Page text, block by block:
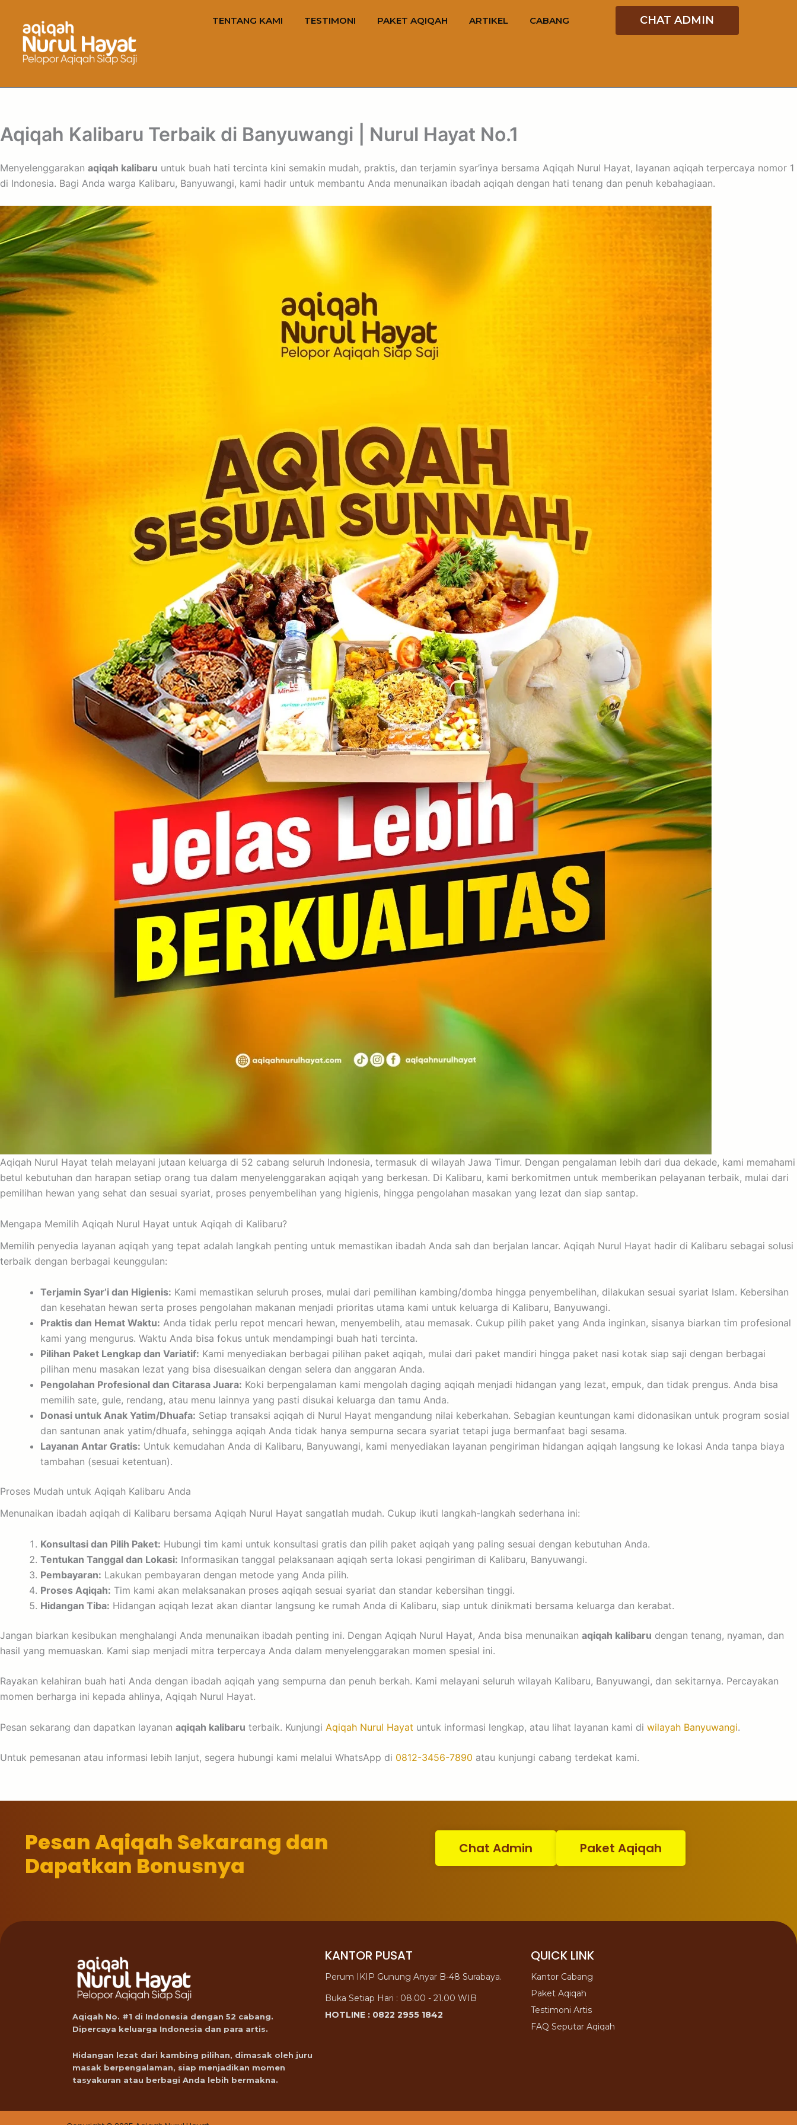
TENTANG KAMI TESTIMONI PAKET AQIQAH ARTIKEL CABANG CHAT ADMIN
Aqiqah Kalibaru Terbaik di Banyuwangi | Nurul Hayat No.1
Menyelenggarakan aqiqah kalibaru untuk buah hati tercinta kini semakin mudah, praktis, dan terjamin syar’inya bersama Aqiqah Nurul Hayat, layanan aqiqah terpercaya nomor 1
di Indonesia. Bagi Anda warga Kalibaru, Banyuwangi, kami hadir untuk membantu Anda menunaikan ibadah aqiqah dengan hati tenang dan penuh kebahagiaan.
Aqiqah Nurul Hayat telah melayani jutaan keluarga di 52 cabang seluruh Indonesia, termasuk di wilayah Jawa Timur. Dengan pengalaman lebih dari dua dekade, kami memahami
betul kebutuhan dan harapan setiap orang tua dalam menyelenggarakan aqiqah yang berkesan. Di Kalibaru, kami berkomitmen untuk memberikan pelayanan terbaik, mulai dari
pemilihan hewan yang sehat dan sesuai syariat, proses penyembelihan yang higienis, hingga pengolahan masakan yang lezat dan siap santap.
Mengapa Memilih Aqiqah Nurul Hayat untuk Aqiqah di Kalibaru?
Memilih penyedia layanan aqiqah yang tepat adalah langkah penting untuk memastikan ibadah Anda sah dan berjalan lancar. Aqiqah Nurul Hayat hadir di Kalibaru sebagai solusi
terbaik dengan berbagai keunggulan:
Terjamin Syar’i dan Higienis: Kami memastikan seluruh proses, mulai dari pemilihan kambing/domba hingga penyembelihan, dilakukan sesuai syariat Islam. Kebersihan
dan kesehatan hewan serta proses pengolahan makanan menjadi prioritas utama kami untuk keluarga di Kalibaru, Banyuwangi.
Praktis dan Hemat Waktu: Anda tidak perlu repot mencari hewan, menyembelih, atau memasak. Cukup pilih paket yang Anda inginkan, sisanya biarkan tim profesional
kami yang mengurus. Waktu Anda bisa fokus untuk mendampingi buah hati tercinta.
Pilihan Paket Lengkap dan Variatif: Kami menyediakan berbagai pilihan paket aqiqah, mulai dari paket mandiri hingga paket nasi kotak siap saji dengan berbagai
pilihan menu masakan lezat yang bisa disesuaikan dengan selera dan anggaran Anda.
Pengolahan Profesional dan Citarasa Juara: Koki berpengalaman kami mengolah daging aqiqah menjadi hidangan yang lezat, empuk, dan tidak prengus. Anda bisa
memilih sate, gule, rendang, atau menu lainnya yang pasti disukai keluarga dan tamu Anda.
Donasi untuk Anak Yatim/Dhuafa: Setiap transaksi aqiqah di Nurul Hayat mengandung nilai keberkahan. Sebagian keuntungan kami didonasikan untuk program sosial
dan santunan anak yatim/dhuafa, sehingga aqiqah Anda tidak hanya sempurna secara syariat tetapi juga bermanfaat bagi sesama.
Layanan Antar Gratis: Untuk kemudahan Anda di Kalibaru, Banyuwangi, kami menyediakan layanan pengiriman hidangan aqiqah langsung ke lokasi Anda tanpa biaya
tambahan (sesuai ketentuan).
Proses Mudah untuk Aqiqah Kalibaru Anda
Menunaikan ibadah aqiqah di Kalibaru bersama Aqiqah Nurul Hayat sangatlah mudah. Cukup ikuti langkah-langkah sederhana ini:
Konsultasi dan Pilih Paket: Hubungi tim kami untuk konsultasi gratis dan pilih paket aqiqah yang paling sesuai dengan kebutuhan Anda.
Tentukan Tanggal dan Lokasi: Informasikan tanggal pelaksanaan aqiqah serta lokasi pengiriman di Kalibaru, Banyuwangi.
Pembayaran: Lakukan pembayaran dengan metode yang Anda pilih.
Proses Aqiqah: Tim kami akan melaksanakan proses aqiqah sesuai syariat dan standar kebersihan tinggi.
Hidangan Tiba: Hidangan aqiqah lezat akan diantar langsung ke rumah Anda di Kalibaru, siap untuk dinikmati bersama keluarga dan kerabat.
Jangan biarkan kesibukan menghalangi Anda menunaikan ibadah penting ini. Dengan Aqiqah Nurul Hayat, Anda bisa menunaikan aqiqah kalibaru dengan tenang, nyaman, dan
hasil yang memuaskan. Kami siap menjadi mitra terpercaya Anda dalam menyelenggarakan momen spesial ini.
Rayakan kelahiran buah hati Anda dengan ibadah aqiqah yang sempurna dan penuh berkah. Kami melayani seluruh wilayah Kalibaru, Banyuwangi, dan sekitarnya. Percayakan
momen berharga ini kepada ahlinya, Aqiqah Nurul Hayat.
Pesan sekarang dan dapatkan layanan aqiqah kalibaru terbaik. Kunjungi Aqiqah Nurul Hayat untuk informasi lengkap, atau lihat layanan kami di wilayah Banyuwangi.
Untuk pemesanan atau informasi lebih lanjut, segera hubungi kami melalui WhatsApp di 0812-3456-7890 atau kunjungi cabang terdekat kami.
Pesan Aqiqah Sekarang dan
Dapatkan Bonusnya
Chat Admin Paket Aqiqah
Aqiqah No. #1 di Indonesia dengan 52 cabang.
Dipercaya keluarga Indonesia dan para artis.
Hidangan lezat dari kambing pilihan, dimasak oleh juru
masak berpengalaman, siap menjadikan momen
tasyakuran atau berbagi Anda lebih bermakna.
KANTOR PUSAT
Perum IKIP Gunung Anyar B-48 Surabaya.
Buka Setiap Hari : 08.00 - 21.00 WIB
HOTLINE : 0822 2955 1842
QUICK LINK
Kantor Cabang
Paket Aqiqah
Testimoni Artis
FAQ Seputar Aqiqah